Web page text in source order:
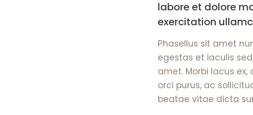
labore et dolore
exercitation
Phasellus sit amet
egestas et iaculis
amet. Morbi lacus
orci purus, ac
beatae vitae dicta